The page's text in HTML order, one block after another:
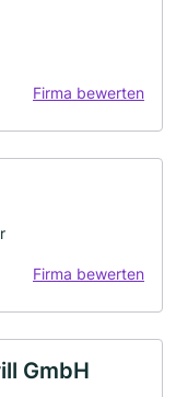
Firma bewerten
Firma bewerten
GmbH